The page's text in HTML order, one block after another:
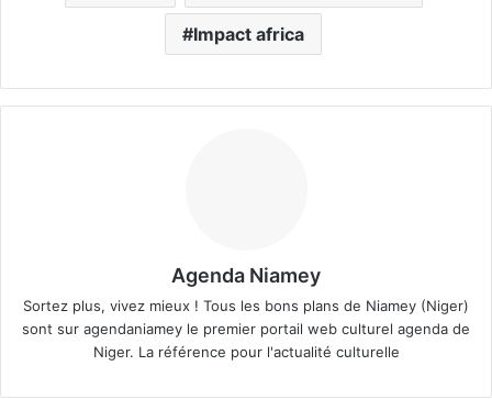
Impact africa
Agenda Niamey
Sortez plus, vivez mieux ! Tous les bons plans de Niamey (Niger)
sont sur agendaniamey le premier portail web culturel agenda de
Niger. La référence pour l'actualité culturelle